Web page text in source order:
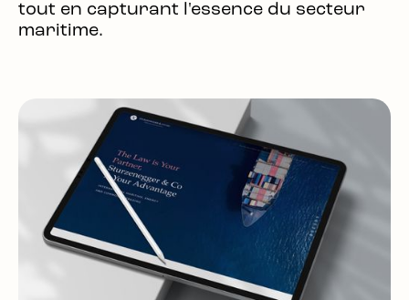
tout en capturant l'essence du secteur
maritime.